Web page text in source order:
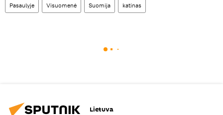
Pasaulyje Visuomenė Suomija katinas
Lietuva